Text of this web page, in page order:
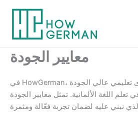
content
معايير الجودة
في HowGerman، نلتزم بتقديم محتوى تعليمي عالي الجودة
اللغة الألمانية. تمثل معايير الجودة